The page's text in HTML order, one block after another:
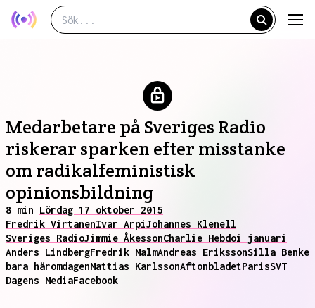
Medarbetare på Sveriges Radio
riskerar sparken efter misstanke
om radikalfeministisk
opinionsbildning
8 min Lördag 17 oktober 2015
Fredrik VirtanenIvar ArpiJohannes Klenell
Sveriges RadioJimmie ÅkessonCharlie Hebdoi januari
Anders LindbergFredrik MalmAndreas ErikssonSilla Benke
bara häromdagenMattias KarlssonAftonbladetParisSVT
Dagens MediaFacebook